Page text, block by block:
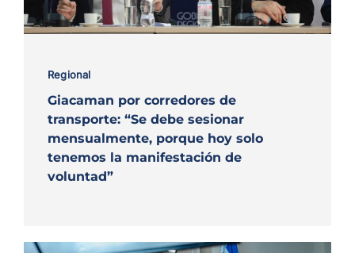
Regional
Giacaman por corredores de
transporte: “Se debe sesionar
mensualmente, porque hoy solo
tenemos la manifestación de
voluntad”